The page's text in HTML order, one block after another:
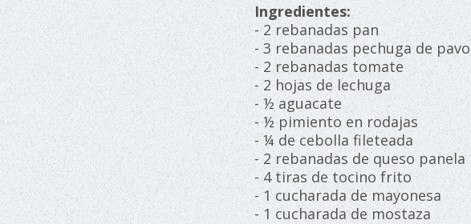
Ingredientes:
- 2 rebanadas pan
- 3 rebanadas pechuga de pavo
- 2 rebanadas tomate
- 2 hojas de lechuga
- ½ aguacate
- ½ pimiento en rodajas
- ¼ de cebolla fileteada
- 2 rebanadas de queso panela
- 4 tiras de tocino frito
- 1 cucharada de mayonesa
- 1 cucharada de mostaza